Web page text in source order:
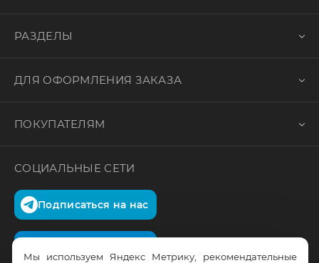
РАЗДЕЛЫ
ДЛЯ ОФОРМЛЕНИЯ ЗАКАЗА
ПОКУПАТЕЛЯМ
СОЦИАЛЬНЫЕ СЕТИ
Подписаться на нас
Мы используем Яндекс Метрику, рекомендательные